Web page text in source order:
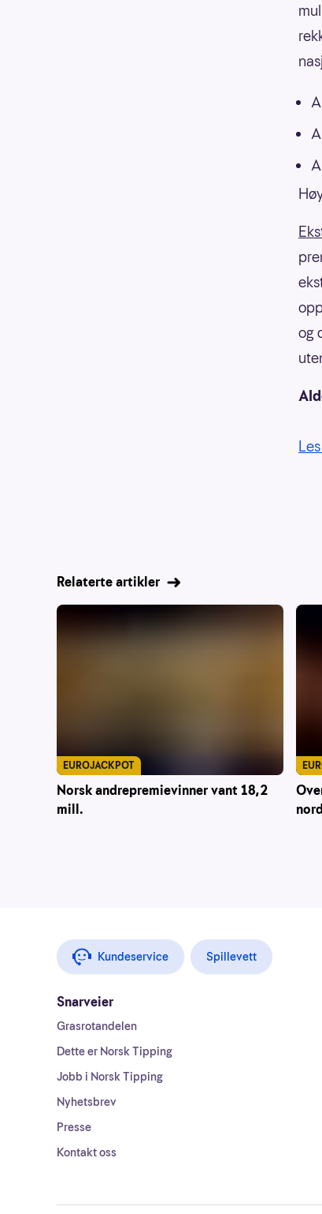
og
Relaterte artikler
Norsk andrepremievinner vant 18,2
mill.
EUROJACKPOT
Kundeservice Spillevett
Snarveier
Grasrotandelen
Dette er Norsk Tipping
Jobb i Norsk Tipping
Nyhetsbrev
Presse
Kontakt oss